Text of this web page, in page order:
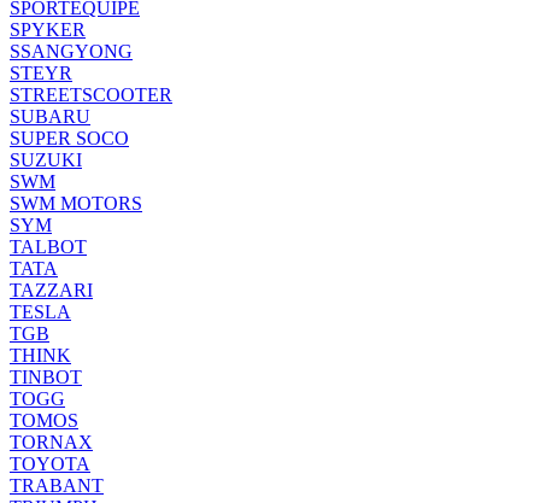
SPORTEQUIPE
SPYKER
SSANGYONG
STEYR
STREETSCOOTER
SUBARU
SUPER SOCO
SUZUKI
SWM
SWM MOTORS
SYM
TALBOT
TATA
TAZZARI
TESLA
TGB
THINK
TINBOT
TOGG
TOMOS
TORNAX
TOYOTA
TRABANT